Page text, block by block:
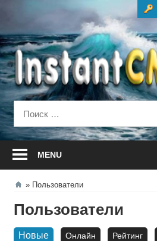
содержанию
MENU
Пользователи
Пользователи
Новые Онлайн Рейтинг